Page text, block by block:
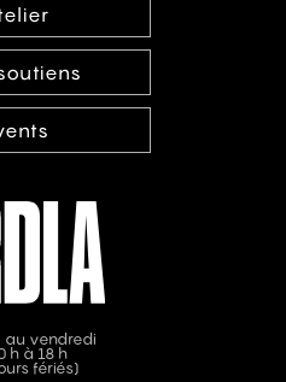
au vendredi
h à 18 h
fériés)